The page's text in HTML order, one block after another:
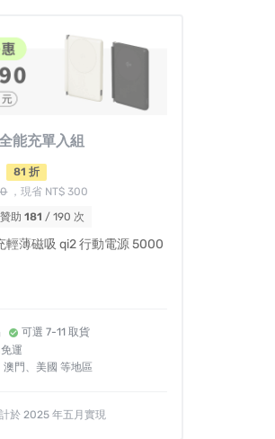
能充單入組
81 折
，現省 NT$ 300
助181 / 190 次
輕薄磁吸 qi2 行動電源 5000
可選 7-11 取貨
運
門、美國 等地區
於 2025 年五月實現